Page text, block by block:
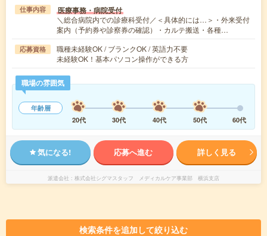
仕事内容 医療事務・病院受付
＼総合病院内での診療科受付／＜具体的には…＞・外来受付
案内（予約券や診察券の確認）・カルテ搬送・各種…
応募資格
職種未経験OK / ブランクOK / 英語力不要
未経験OK！基本パソコン操作ができる方
職場の雰囲気
年齢層
20代
30代 40代 50代 60代
気になる! 応募へ進む 詳しく見る
派遣会社 株式会社シグマスタッフ メディカルケア事業部 横浜支店
検索条件を追加して絞り込む